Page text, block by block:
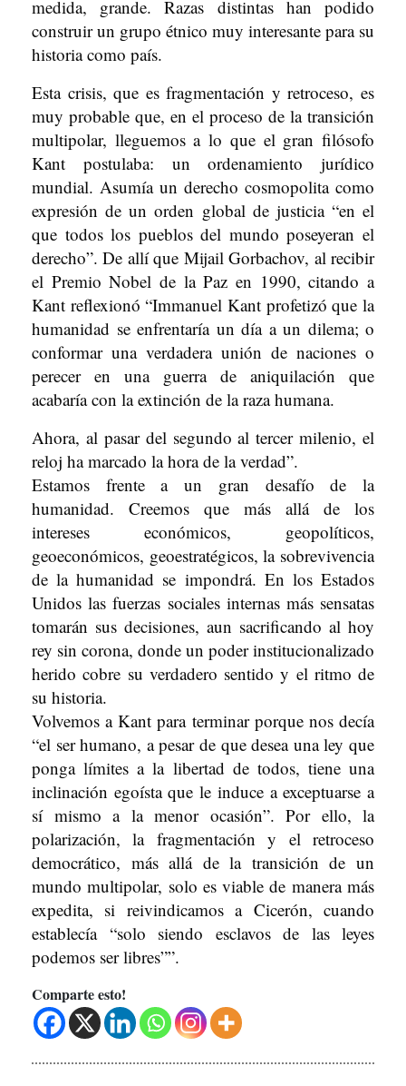
medida, grande. Razas distintas han podido
construir un grupo étnico muy interesante para su
historia como país.
Esta crisis, que es fragmentación y retroceso, es
muy probable que, en el proceso de la transición
multipolar, lleguemos a lo que el gran filósofo
Kant postulaba: un ordenamiento jurídico
mundial. Asumía un derecho cosmopolita como
expresión de un orden global de justicia “en el
que todos los pueblos del mundo poseyeran el
derecho”. De allí que Mijail Gorbachov, al recibir
el Premio Nobel de la Paz en 1990, citando a
Kant reflexionó “Immanuel Kant profetizó que la
humanidad se enfrentaría un día a un dilema; o
conformar una verdadera unión de naciones o
perecer en una guerra de aniquilación que
acabaría con la extinción de la raza humana.
Ahora, al pasar del segundo al tercer milenio, el
reloj ha marcado la hora de la verdad”.
Estamos frente a un gran desafío de la
humanidad. Creemos que más allá de los
intereses económicos, geopolíticos,
geoeconómicos, geoestratégicos, la sobrevivencia
de la humanidad se impondrá. En los Estados
Unidos las fuerzas sociales internas más sensatas
tomarán sus decisiones, aun sacrificando al hoy
rey sin corona, donde un poder institucionalizado
herido cobre su verdadero sentido y el ritmo de
su historia.
Volvemos a Kant para terminar porque nos decía
“el ser humano, a pesar de que desea una ley que
ponga límites a la libertad de todos, tiene una
inclinación egoísta que le induce a exceptuarse a
sí mismo a la menor ocasión”. Por ello, la
polarización, la fragmentación y el retroceso
democrático, más allá de la transición de un
mundo multipolar, solo es viable de manera más
expedita, si reivindicamos a Cicerón, cuando
establecía “solo siendo esclavos de las leyes
podemos ser libres””.
Comparte esto!